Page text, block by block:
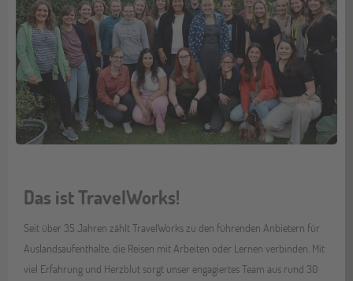
Das ist TravelWorks!
Seit über 35 Jahren zählt TravelWorks zu den führenden Anbietern für
Auslandsaufenthalte, die Reisen mit Arbeiten oder Lernen verbinden. Mit
viel Erfahrung und Herzblut sorgt unser engagiertes Team aus rund 30